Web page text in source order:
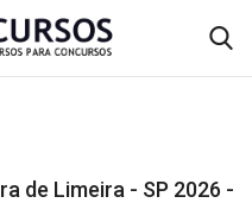
de Limeira - SP 2026 -